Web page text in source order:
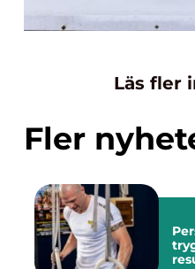
Läs fler
Fler